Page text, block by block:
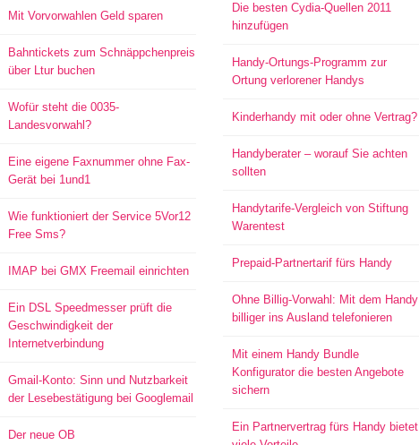
Mit Vorvorwahlen Geld sparen
Bahntickets zum Schnäppchenpreis
über Ltur buchen
Wofür steht die 0035-
Landesvorwahl?
Eine eigene Faxnummer ohne Fax-
Gerät bei 1und1
Wie funktioniert der Service 5Vor12
Free Sms?
IMAP bei GMX Freemail einrichten
Ein DSL Speedmesser prüft die
Geschwindigkeit der
Internetverbindung
Gmail-Konto: Sinn und Nutzbarkeit
der Lesebestätigung bei Googlemail
Der neue OB
Die besten Cydia-Quellen 2011
hinzufügen
Handy-Ortungs-Programm zur
Ortung verlorener Handys
Kinderhandy mit oder ohne Vertrag?
Handyberater – worauf Sie achten
sollten
Handytarife-Vergleich von Stiftung
Warentest
Prepaid-Partnertarif fürs Handy
Ohne Billig-Vorwahl: Mit dem Handy
billiger ins Ausland telefonieren
Mit einem Handy Bundle
Konfigurator die besten Angebote
sichern
Ein Partnervertrag fürs Handy bietet